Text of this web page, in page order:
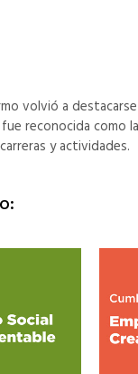
volvió a
reconocida
y actividades.